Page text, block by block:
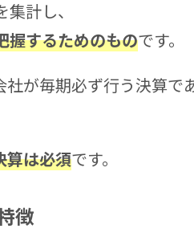
計し、
握するためのものです。
が毎期必ず行う決算
算は必須です。
徴